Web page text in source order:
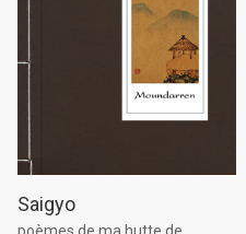
Saigyo
poèmes de ma hutte de